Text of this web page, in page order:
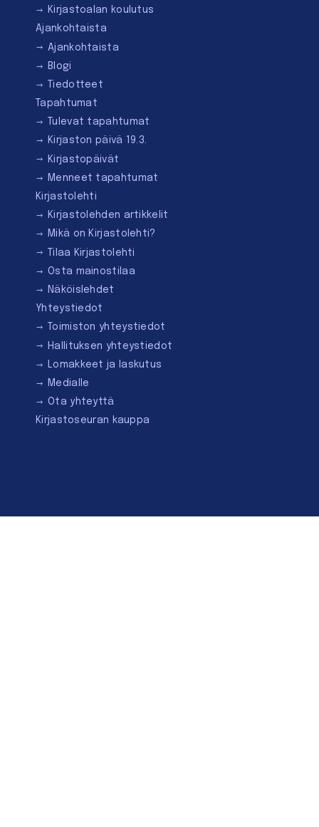
Kirjastoalan koulutus
Ajankohtaista
Ajankohtaista
Blogi
Tiedotteet
Tapahtumat
Tulevat tapahtumat
Kirjaston päivä 19.3.
Kirjastopäivät
Menneet tapahtumat
Kirjastolehti
Kirjastolehden artikkelit
Mikä on Kirjastolehti?
Tilaa Kirjastolehti
Osta mainostilaa
Näköislehdet
Yhteystiedot
Toimiston yhteystiedot
Hallituksen yhteystiedot
Lomakkeet ja laskutus
Medialle
Ota yhteyttä
Kirjastoseuran kauppa